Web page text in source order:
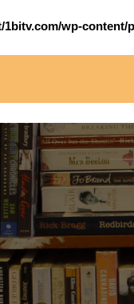
wp-content/